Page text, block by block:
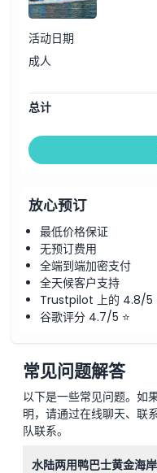
活动日期
成人
总计
放心预订
最低价格保证
无预订费用
全端到端加密支付
全天候客户支持
Trustpilot 上的 4.8/5
谷歌评分 4.7/5 ⭐
常见问题解答
以下是一些常见问题。如
明，请通过在线聊天、联
队联系。
水陆两用鸭巴士黄金海